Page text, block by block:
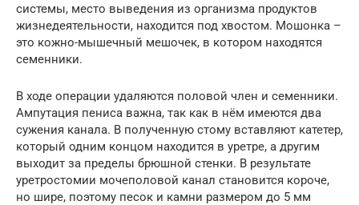
системы, место выведения из организма продуктов
жизнедеятельности, находится под хвостом. Мошонка –
это кожно-мышечный мешочек, в котором находятся
семенники.
В ходе операции удаляются половой член и семенники.
Ампутация пениса важна, так как в нём имеются два
сужения канала. В полученную стому вставляют катетер,
который одним концом находится в уретре, а другим
выходит за пределы брюшной стенки. В результате
уретростомии мочеполовой канал становится короче,
но шире, поэтому песок и камни размером до 5 мм